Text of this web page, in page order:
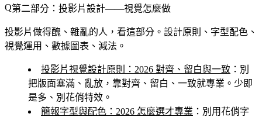
第二部分：投影片設計——視覺怎麼做
投影片做得醜、雜亂的人，看這部分。設計原則、字型配色、
視覺運用、數據圖表、減法。
投影片視覺設計原則：2026 對齊、留白與一致 ：別
把版面塞滿、亂放，靠對齊、留白、一致就專業。少即
是多、別花俏特效。
簡報字型與配色：2026 怎麼選才專業 ：別用花俏字